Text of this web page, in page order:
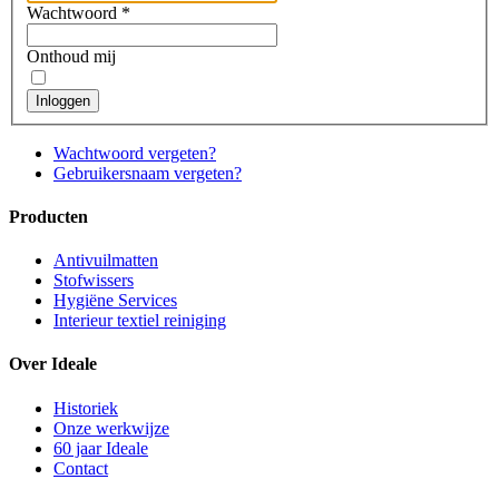
Wachtwoord *
Onthoud mij
Inloggen
Wachtwoord vergeten?
Gebruikersnaam vergeten?
Producten
Antivuilmatten
Stofwissers
Hygiëne Services
Interieur textiel reiniging
Over Ideale
Historiek
Onze werkwijze
60 jaar Ideale
Contact